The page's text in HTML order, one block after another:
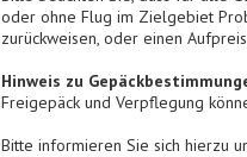
oder ohne Flug im Zielgebiet
zurückweisen, oder einen
Hinweis zu
Freigepäck und Verpflegung
Bitte informieren Sie sich hierzu